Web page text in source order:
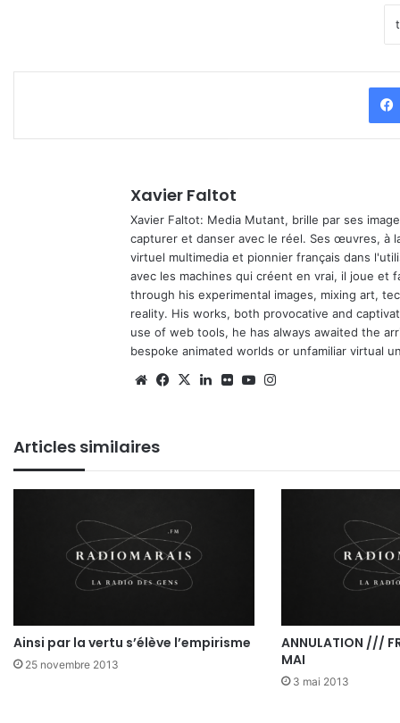
Xavier Faltot
Xavier Faltot: Media Mutant, brille par ses
capturer et danser avec le réel. Ses œuvres, à
virtuel multimedia et pionnier français dans
avec les machines qui créent en vrai, il joue et
through his experimental images, mixing art,
reality. His works, both provocative and
use of web tools, he has always awaited the
bespoke animated worlds or unfamiliar virtual
We Fa
X
Lin Fli Yo
Articles similaires
Ainsi par la vertu s’élève l’empirisme
25 novembre 2013
ANNULATION ///
MAI
3 mai 2013